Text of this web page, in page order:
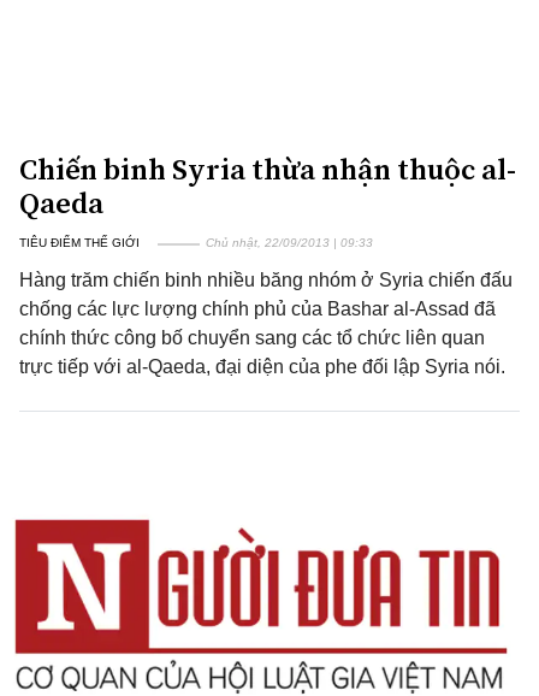
Chiến binh Syria thừa nhận thuộc al-
Qaeda
TIÊU ĐIỂM THẾ GIỚI Chủ nhật, 22/09/2013 | 09:33
Hàng trăm chiến binh nhiều băng nhóm ở Syria chiến đấu
chống các lực lượng chính phủ của Bashar al-Assad đã
chính thức công bố chuyển sang các tổ chức liên quan
trực tiếp với al-Qaeda, đại diện của phe đối lập Syria nói.